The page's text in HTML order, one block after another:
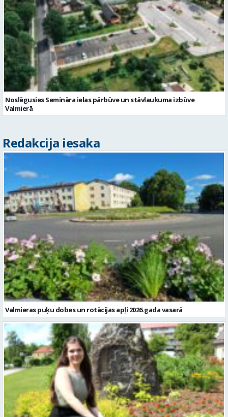
Noslēgusies Semināra ielas pārbūve un stāvlaukuma izbūve
Valmierā
Redakcija iesaka
Valmieras puķu dobes un rotācijas apļi 2026.gada vasarā